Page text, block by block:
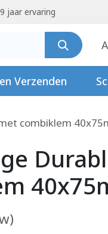
jaar ervaring
Verzenden
combiklem